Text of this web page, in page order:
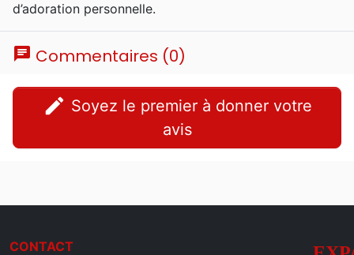
d’adoration personnelle.
chat Commentaires (0)
edit
avis
CONTACT